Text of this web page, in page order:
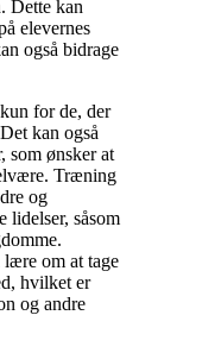
Dette kan
elevernes
også bidrage
for de, der
kan også
som ønsker at
Træning
og
lidelser, såsom
om at tage
hvilket er
og andre